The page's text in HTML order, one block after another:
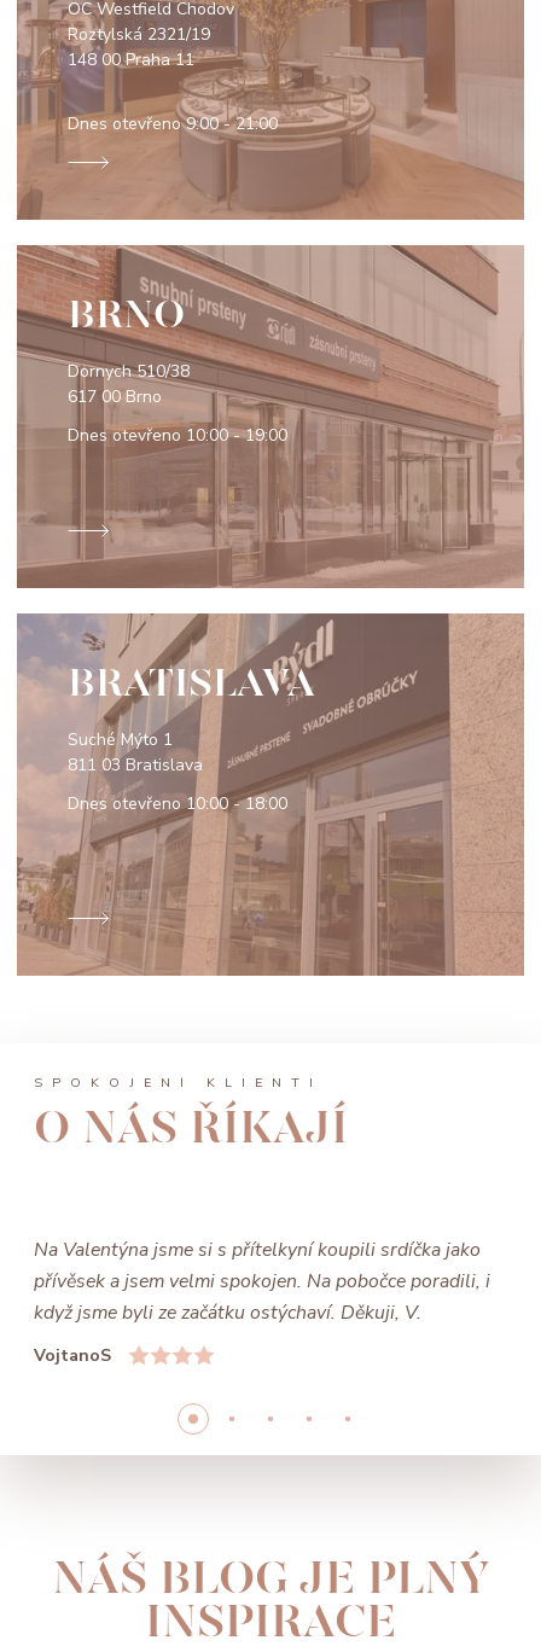
OC Westfield Chodov
Roztylská 2321/19
148 00 Praha 11
Dnes otevřeno9:00 - 21:00
BRNO
Dornych 510/38
617 00 Brno
Dnes otevřeno 10:00 - 19:00
BRATISLAVA
Suché Mýto 1
811 03 Bratislava
Dnes otevřeno10:00 - 18:00
SPOKOJENÍ KLIENTI
O NÁS ŘÍKAJÍ
Na Valentýna jsme si s přítelkyní koupili srdíčka jako
přívěsek a jsem velmi spokojen. Na pobočce poradili, i
když jsme byli ze začátku ostýchaví. Děkuji, V.
VojtanoS
NÁŠ BLOG JE PLNÝ
INSPIRACE